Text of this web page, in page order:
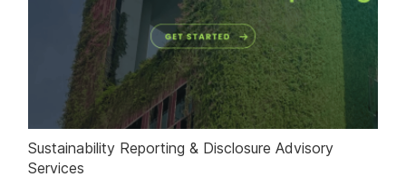
Sustainability Reporting & Disclosure Advisory
Services